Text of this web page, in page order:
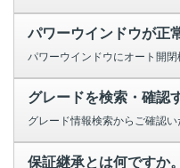
パワーウインドウが正
グレードを検索・確認
保証継承とは何ですか